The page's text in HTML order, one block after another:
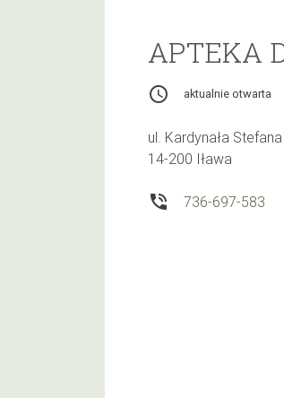
APTEKA
access_time aktualnie otwarta
ul. Kardynała
14-200 Iława
phone_in_talk 736-697-583